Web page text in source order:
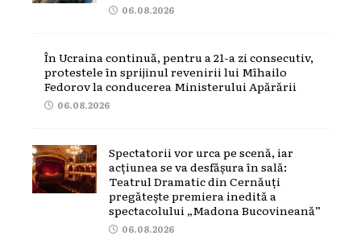
06.08.2026
În Ucraina continuă, pentru a 21-a zi consecutiv,
protestele în sprijinul revenirii lui Mîhailo
Fedorov la conducerea Ministerului Apărării
06.08.2026
Spectatorii vor urca pe scenă, iar
acțiunea se va desfășura în sală:
Teatrul Dramatic din Cernăuți
pregătește premiera inedită a
spectacolului „Madona Bucovineană”
06.08.2026